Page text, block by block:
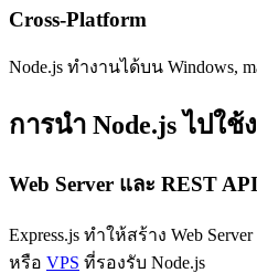
Cross-Platform
Node.js ทำงานได้บน Windows,
การนำ Node.js ไปใช้
Web Server และ REST API
Express.js ทำให้สร้าง Web
หรือ VPS ที่รองรับ Node.js